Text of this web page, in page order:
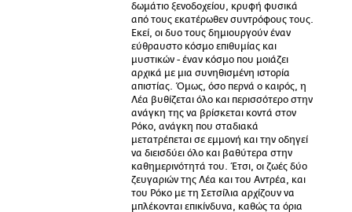
δωμάτιο ξενοδοχείου, κρυφή φυσικά
από τους εκατέρωθεν συντρόφους τους.
Εκεί, οι δυο τους δημιουργούν έναν
εύθραυστο κόσμο επιθυμίας και
μυστικών - έναν κόσμο που μοιάζει
αρχικά με μια συνηθισμένη ιστορία
απιστίας. Όμως, όσο περνά ο καιρός, η
Λέα βυθίζεται όλο και περισσότερο στην
ανάγκη της να βρίσκεται κοντά στον
Ρόκο, ανάγκη που σταδιακά
μετατρέπεται σε εμμονή και την οδηγεί
να διεισδύει όλο και βαθύτερα στην
καθημερινότητά του. Έτσι, οι ζωές δύο
ζευγαριών της Λέα και του Αντρέα, και
του Ρόκο με τη Σετσίλια αρχίζουν να
μπλέκονται επικίνδυνα, καθώς τα όρια